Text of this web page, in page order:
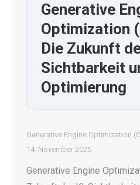
Generative
Optimization
Die Zukunft
Sichtbarkeit
Optimierung
Generative Engine Optimization
14. November 2025
Generative Engine